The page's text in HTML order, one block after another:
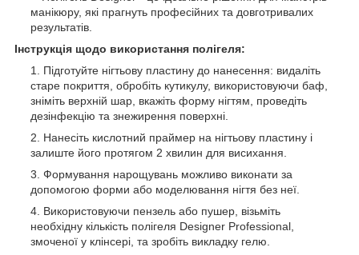
манікюру, які прагнуть професійних та довготривалих
результатів.
Інструкція щодо використання полігеля:
Підготуйте нігтьову пластину до нанесення: видаліть
старе покриття, обробіть кутикулу, використовуючи баф,
зніміть верхній шар, вкажіть форму нігтям, проведіть
дезінфекцію та знежирення поверхні.
Нанесіть кислотний праймер на нігтьову пластину і
залиште його протягом 2 хвилин для висихання.
Формування нарощувань можливо виконати за
допомогою форми або моделювання нігтя без неї.
Використовуючи пензель або пушер, візьміть
необхідну кількість полігеля Designer Professional,
змоченої у клінсері, та зробіть викладку гелю.